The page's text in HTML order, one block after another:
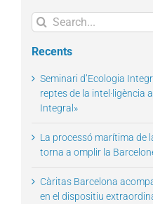
Search
for:
Recents
Seminari d’Ecologia
reptes de la intel·ligència
Integral»
La processó marítima de
torna a omplir la
Càritas Barcelona
en el dispositiu